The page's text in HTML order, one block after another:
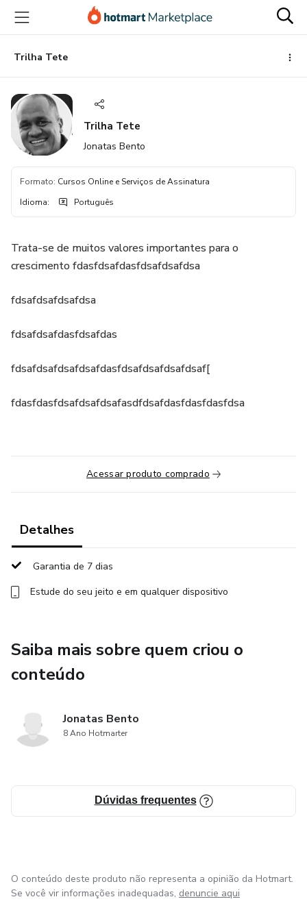
para
conteúdo
principal
para
pagamento
para
rodapé
Trilha Tete
Trilha Tete
Jonatas Bento
Formato: Cursos Online e Serviços de Assinatura
Idioma: Português
Trata-se de muitos valores importantes para o
crescimento fdasfdsafdasfdsafdsafdsa
fdsafdsafdsafdsa
fdsafdsafdasfdsafdas
fdsafdsafdsafdsafdasfdsafdsafdsafdsaf[
fdasfdasfdsafdsafdsafasdfdsafdasfdasfdasfdsa
Acessar produto comprado
Detalhes
Garantia de 7 dias
Estude do seu jeito e em qualquer dispositivo
Saiba mais sobre quem criou o
conteúdo
Jonatas Bento
8 Ano Hotmarter
Dúvidas frequentes
O conteúdo deste produto não representa a opinião da Hotmart.
Se você vir informações inadequadas, denuncie aqui